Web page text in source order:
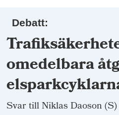
Debatt:
omedelbara
Svar till Niklas Daoson (S)